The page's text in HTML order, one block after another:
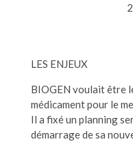
LES ENJEUX
BIOGEN voulait être
médicament pour le
Il a fixé un planning
démarrage de sa